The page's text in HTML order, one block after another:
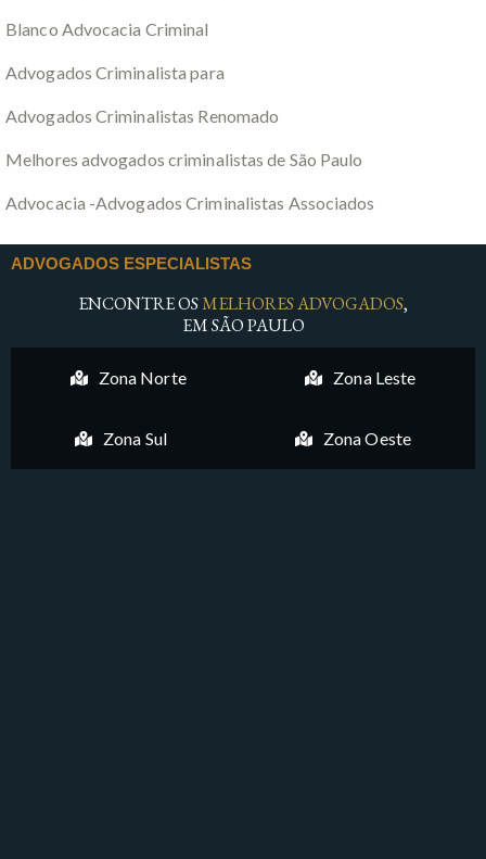
Blanco Advocacia Criminal
Advogados Criminalista para
Advogados Criminalistas Renomado
Melhores advogados criminalistas de São Paulo
Advocacia -Advogados Criminalistas Associados
ADVOGADOS ESPECIALISTAS
ENCONTRE OSMELHORES ADVOGADOS,
EM SÃO PAULO
Zona Norte Zona Leste
Zona Sul Zona Oeste